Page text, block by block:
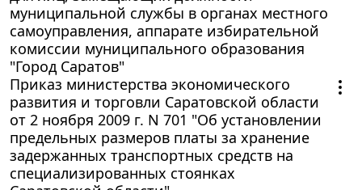
муниципальной службы в органах местного
самоуправления, аппарате избирательной
комиссии муниципального образования
"Город Саратов"
Приказ министерства экономического
развития и торговли Саратовской области
от 2 ноября 2009 г. N 701 "Об установлении
предельных размеров платы за хранение
задержанных транспортных средств на
специализированных стоянках